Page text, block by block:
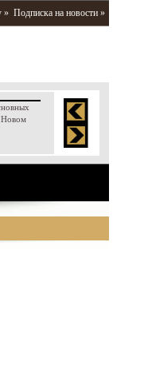
» Подписка на новости »
Новом